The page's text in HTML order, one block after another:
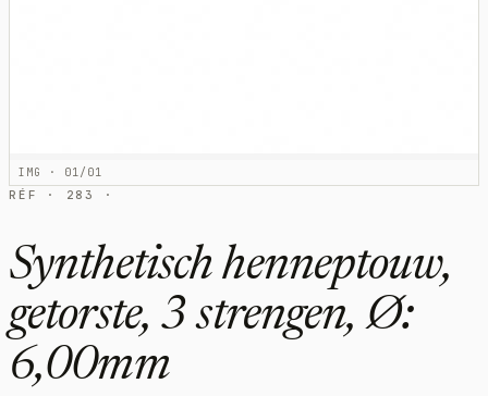
IMG · 01/01
RÉF · 283 ·
Synthetisch henneptouw,
getorste, 3 strengen, Ø:
6,00mm